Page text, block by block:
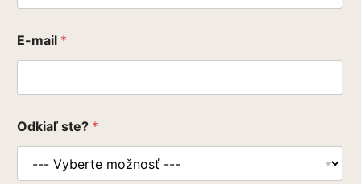
E-mail *
h
c
l
Odkiaľ ste? *